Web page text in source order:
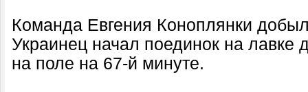
Команда Евгения Коноплянки
Украинец начал поединок на лавке
на поле на 67-й минуте.